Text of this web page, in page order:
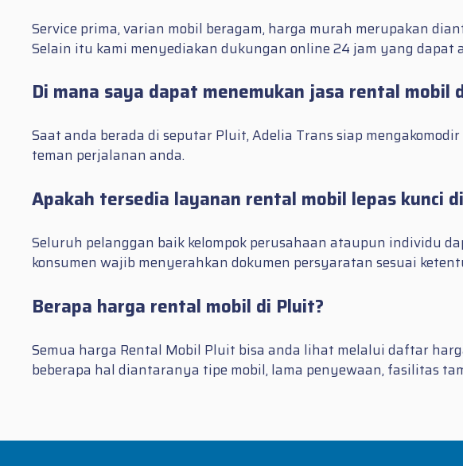
Service prima, varian mobil beragam, harga murah merupakan
Selain itu kami menyediakan dukungan online 24 jam yang
Di mana saya dapat menemukan jasa rental mobil
Saat anda berada di seputar Pluit, Adelia Trans siap
teman perjalanan anda.
Apakah tersedia layanan rental mobil lepas kunci
Seluruh pelanggan baik kelompok perusahaan ataupun individu
konsumen wajib menyerahkan dokumen persyaratan sesuai
Berapa harga rental mobil di Pluit?
Semua harga Rental Mobil Pluit bisa anda lihat melalui daftar
beberapa hal diantaranya tipe mobil, lama penyewaan, fasilitas